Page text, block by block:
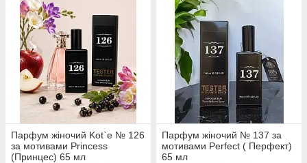
Парфум жіночий Kot`e № 126
за мотивами Princess
(Принцес) 65 мл
Парфум жіночий № 137 за
мотивами Perfect ( Перфект)
65 мл